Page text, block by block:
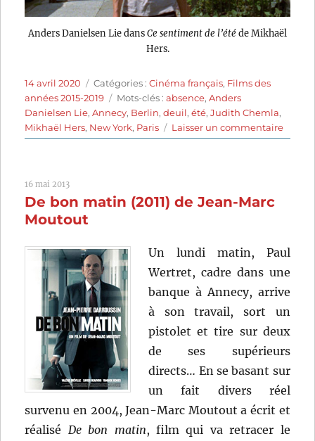
Anders Danielsen Lie dansCe sentiment de l’étéde Mikhaël
Hers.
Publié
le
14 avril 2020 Catégories
Catégories :Cinéma français, Films des
années 2015-2019
Étiquettes
Mots-clés :absence,Anders
Danielsen Lie,Annecy, Berlin,deuil,été,Judith Chemla,
Mikhaël Hers, New York, Paris Laisser un commentairesur
Ce
16 mai 2013
De bon matin (2011) de Jean-Marc
Moutout
Un lundi matin, Paul
Wertret, cadre dans une
banque à Annecy, arrive
à son travail, sort un
pistolet et tire sur deux
de ses supérieurs
directs… En se basant sur
un fait divers réel
survenu en 2004, Jean-Marc Moutout a écrit et
réalisé De bon matin, film qui va retracer le